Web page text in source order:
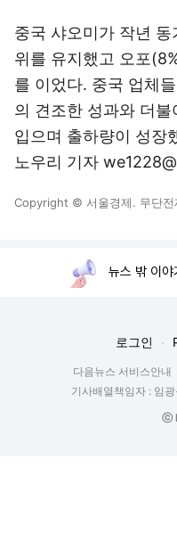
중국 샤오미가 작년
위를 유지했고 오포
를 이었다. 중국 업체
의 견조한 성과와 더
입으며 출하량이 성장
노우리 기자
Copyright © 서울경제. 무단전
뉴스 밖 이야
로그인
다음뉴스 서비스안내
기사배열책임자 : 임광
ⓒ